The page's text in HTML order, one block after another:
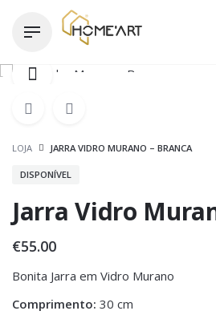
LOJA JARRA VIDRO MURANO – BRANCA
DISPONÍVEL
Jarra Vidro
€55.00
Bonita Jarra em Vidro Murano
Comprimento: 30 cm